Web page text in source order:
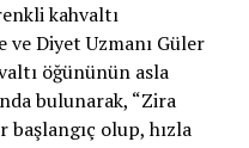
kahvaltı
ve Diyet Uzmanı Güler
öğününün asla
bulunarak, “Zira
başlangıç olup, hızla